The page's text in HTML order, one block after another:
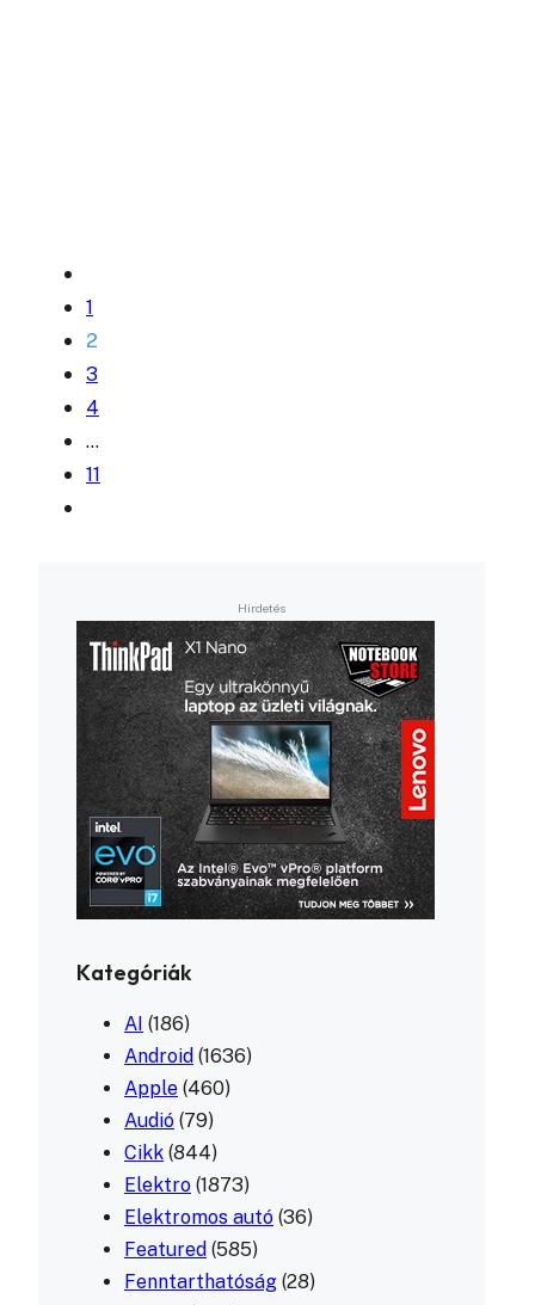
1
2
3
4
…
11
Kategóriák
AI (186)
Android (1636)
Apple (460)
Audió (79)
Cikk (844)
Elektro (1873)
Elektromos autó (36)
Featured (585)
Fenntarthatóság (28)